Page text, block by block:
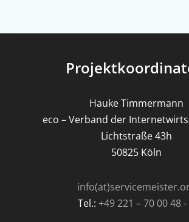
Hauke Timmermann
eco – Verband der
Lichtstraße 43h
50825 Köln
Tel.: +49 221 – 70 00 48 -